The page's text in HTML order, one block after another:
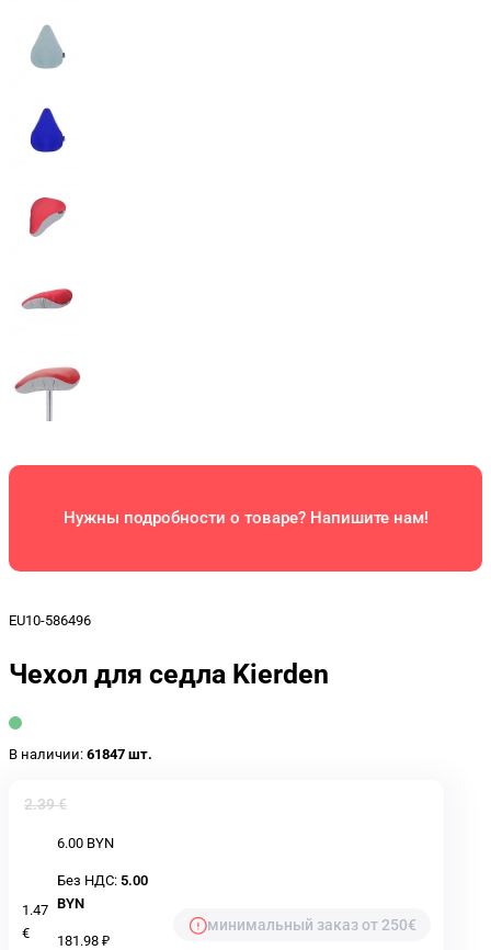
Нужны подробности о товаре? Напишите нам!
EU10-586496
Чехол для седла Kierden
В наличии: 61847 шт.
1.47
€
6.00 BYN
Без НДС:5.00
BYN
181.98 ₽
минимальный заказ от 250€
2.39 €